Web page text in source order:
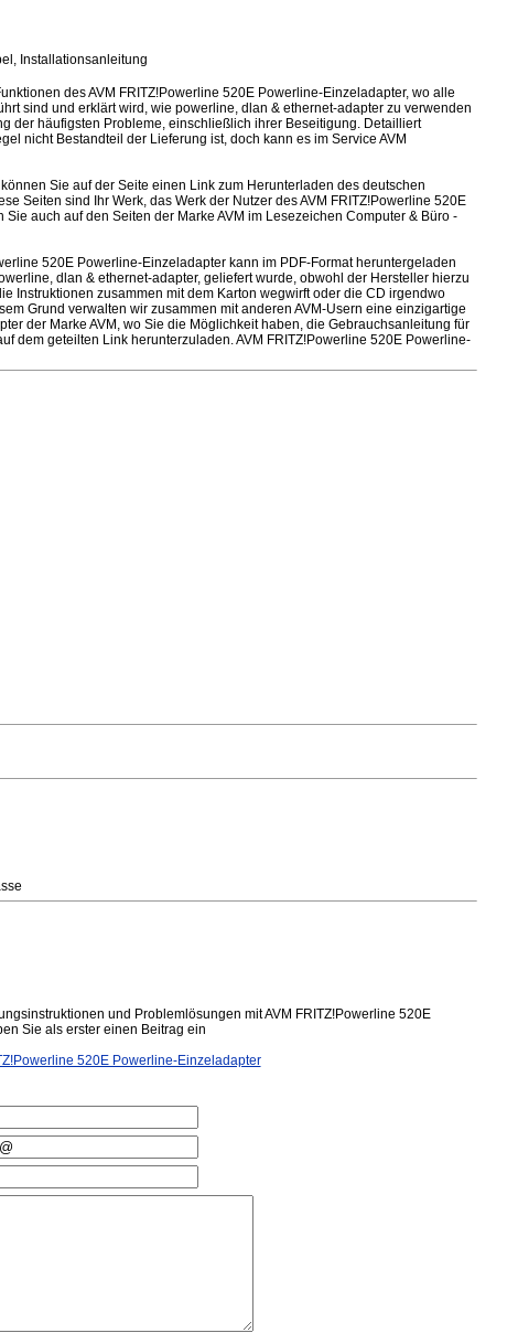
Installationsanleitung
des AVM FRITZ!Powerline 520E Powerline-Einzeladapter, wo alle
sind und erklärt wird, wie powerline, dlan & ethernet-adapter zu verwenden
der häufigsten Probleme, einschließlich ihrer Beseitigung. Detailliert
nicht Bestandteil der Lieferung ist, doch kann es im Service AVM
Sie auf der Seite einen Link zum Herunterladen des deutschen
Seiten sind Ihr Werk, das Werk der Nutzer des AVM FRITZ!Powerline 520E
auch auf den Seiten der Marke AVM im Lesezeichen Computer & Büro -
520E Powerline-Einzeladapter kann im PDF-Format heruntergeladen
dlan & ethernet-adapter, geliefert wurde, obwohl der Hersteller hierzu
Instruktionen zusammen mit dem Karton wegwirft oder die CD irgendwo
Grund verwalten wir zusammen mit anderen AVM-Usern eine einzigartige
der Marke AVM, wo Sie die Möglichkeit haben, die Gebrauchsanleitung für
dem geteilten Link herunterzuladen. AVM FRITZ!Powerline 520E Powerline-
und Problemlösungen mit AVM FRITZ!Powerline 520E
Sie als erster einen Beitrag ein
520E Powerline-Einzeladapter